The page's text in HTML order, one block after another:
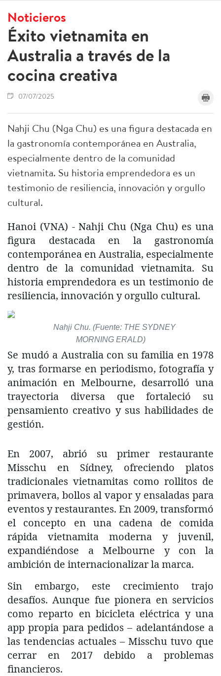
Noticieros
Éxito vietnamita en
Australia a través de la
cocina creativa
07/07/2025
Nahji Chu (Nga Chu) es una figura destacada en
la gastronomía contemporánea en Australia,
especialmente dentro de la comunidad
vietnamita. Su historia emprendedora es un
testimonio de resiliencia, innovación y orgullo
cultural.
Hanoi (VNA) - Nahji Chu (Nga Chu) es una
figura destacada en la gastronomía
contemporánea en Australia, especialmente
dentro de la comunidad vietnamita. Su
historia emprendedora es un testimonio de
resiliencia, innovación y orgullo cultural.
Nahji Chu. (Fuente: THE SYDNEY
MORNING ERALD)
Se mudó a Australia con su familia en 1978
y, tras formarse en periodismo, fotografía y
animación en Melbourne, desarrolló una
trayectoria diversa que fortaleció su
pensamiento creativo y sus habilidades de
gestión.
En 2007, abrió su primer restaurante
Misschu en Sídney, ofreciendo platos
tradicionales vietnamitas como rollitos de
primavera, bollos al vapor y ensaladas para
eventos y restaurantes. En 2009, transformó
el concepto en una cadena de comida
rápida vietnamita moderna y juvenil,
expandiéndose a Melbourne y con la
ambición de internacionalizar la marca.
Sin embargo, este crecimiento trajo
desafíos. Aunque fue pionera en servicios
como reparto en bicicleta eléctrica y una
app propia para pedidos – adelantándose a
las tendencias actuales – Misschu tuvo que
cerrar en 2017 debido a problemas
financieros.